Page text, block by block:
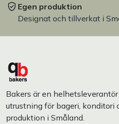
Egen produktion
Designat och tillverkat i
Bakers är en
utrustning för bageri, konditori
produktion i Småland.